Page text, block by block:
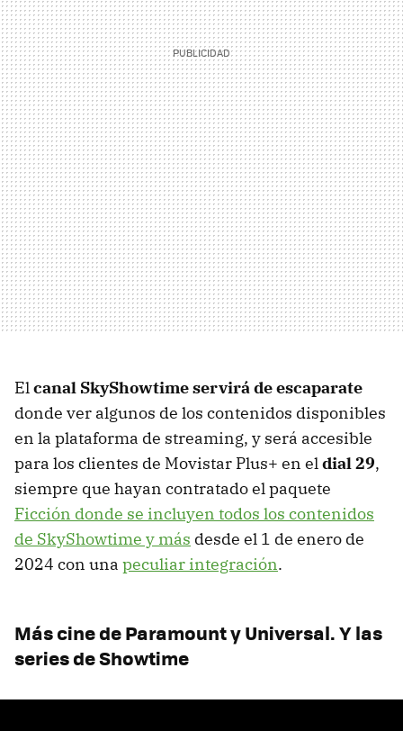
Elcanal SkyShowtime servirá de escaparate
donde ver algunos de los contenidos disponibles
en la plataforma de streaming, y será accesible
para los clientes de Movistar Plus+ en eldial 29,
siempre que hayan contratado el paquete
Ficción donde se incluyen todos los contenidos
de SkyShowtime y más desde el 1 de enero de
2024 con una peculiar integración.
Más cine de Paramount y Universal. Y las
series de Showtime